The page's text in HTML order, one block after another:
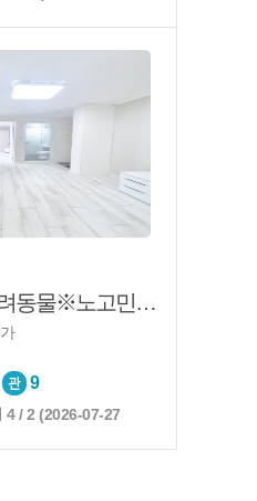
※전주투룸※반려동물※노고민※서곡중※즉시입주※분리형
9
ㅣ4 / 2 (2026-07-27